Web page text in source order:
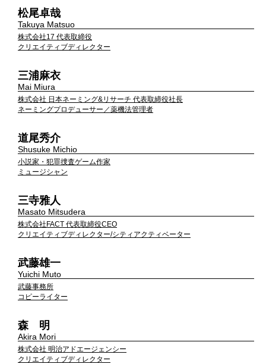
松尾卓哉
Takuya Matsuo
株式会社17 代表取締役
クリエイティブディレクター
三浦麻衣
Mai Miura
株式会社 日本ネーミング&リサーチ 代表取締役社長
ネーミングプロデューサー／薬機法管理者
道尾秀介
Shusuke Michio
小説家・犯罪捜査ゲーム作家
ミュージシャン
三寺雅人
Masato Mitsudera
株式会社FACT 代表取締役CEO
クリエイティブディレクター/シティアクティベーター
武藤雄一
Yuichi Muto
武藤事務所
コピーライター
森 明
Akira Mori
株式会社 明治アドエージェンシー
クリエイティブディレクター